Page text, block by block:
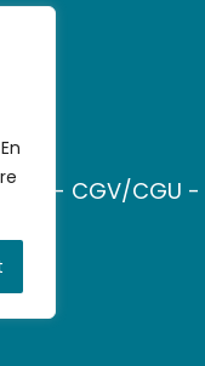
- CGV/CGU -